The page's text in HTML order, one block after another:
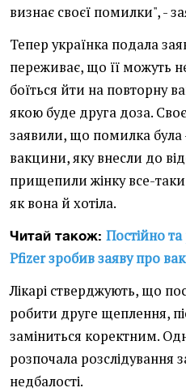
визнає своєї помилки", -
Тепер українка подала
переживає, що її можуть
боїться йти на повторну
якою буде друга доза.
заявили, що помилка була -
вакцини, яку внесли до
прищепили жінку все-
як вона й хотіла.
Читай також: Постійно
Pfizer зробив заяву про
Лікарі стверджують, що
робити друге щеплення,
заміниться коректним.
розпочала розслідування
недбалості.